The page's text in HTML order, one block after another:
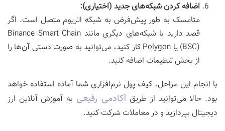
اضافه کردن شبکه‌های جدید (اختیاری):
متامسک به طور پیش‌فرض به شبکه اتریوم متصل است. اگر
قصد دارید با شبکه‌های دیگری مانند Binance Smart Chain
(BSC) یا Polygon کار کنید، می‌توانید به صورت دستی آن‌ها را
از بخش تنظیمات اضافه کنید.
با انجام این مراحل، کیف پول نرم‌افزاری شما آماده استفاده خواهد
بود. حالا می‌توانید از طریق آکادمی رفیعی به آموزش آنلاین ارز
دیجیتال بپردازید و در معاملات شرکت کنید.